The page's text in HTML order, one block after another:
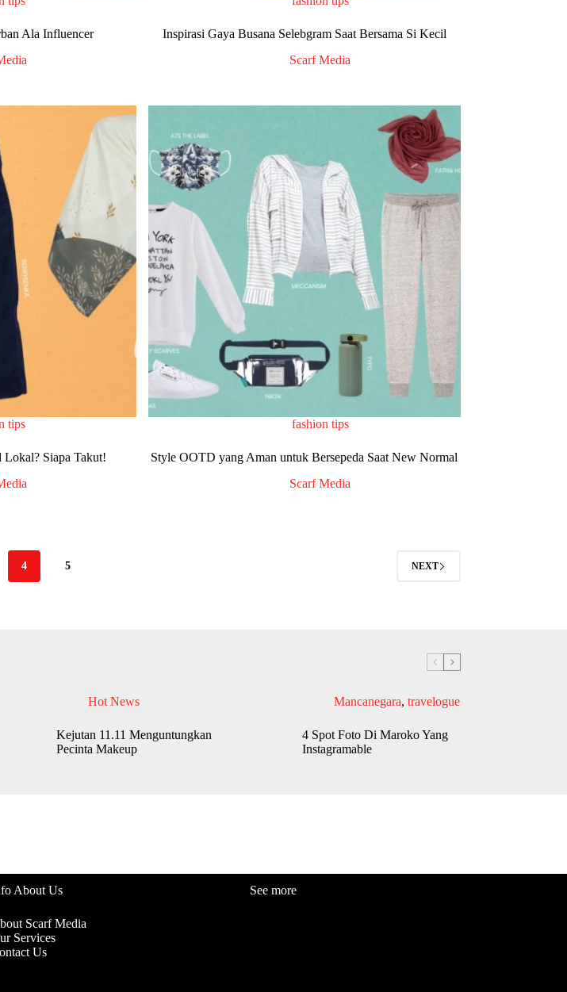
Ala Influencer
Inspirasi Gaya Busana Selebgram Saat Bersama Si Kecil
Scarf Media
tips
Lokal? Siapa Takut!
fashion tips
Style OOTD yang Aman untuk Bersepeda Saat New Normal
Scarf Media
4 5 NEXT
Hot News
Kejutan 11.11 Menguntungkan
Pecinta Makeup
Mancanegara, travelogue
4 Spot Foto Di Maroko Yang
Instagramable
About Us
Scarf Media
Services
Us
See more